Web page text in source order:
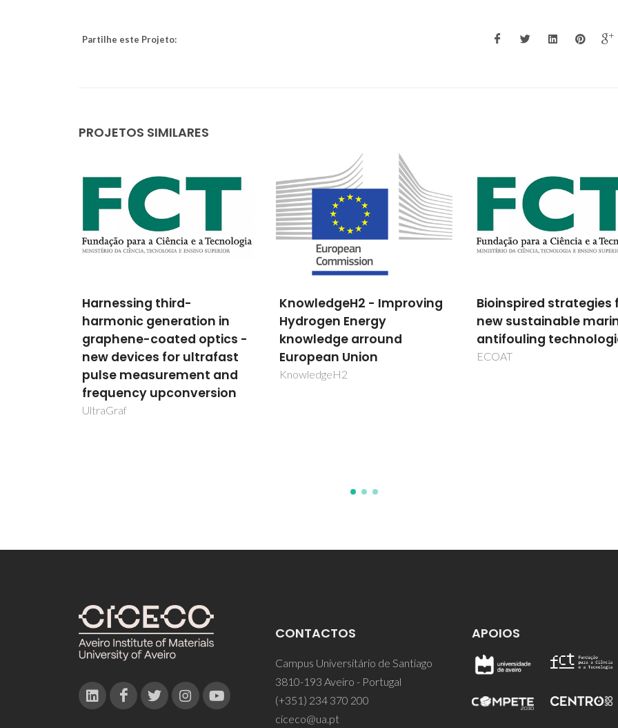
Partilhe este Projeto:
PROJETOS SIMILARES
KnowledgeH2 - Improving
Hydrogen Energy
knowledge arround
European Union
KnowledgeH2
Bioinspired strategies for
new sustainable marine
antifouling technologies
ECOAT
Electrolise de vapor a
temperatura assistida
despolarizacao com
carvao
CONTACTOS
Campus Universitário de Santiago
3810-193 Aveiro - Portugal
(+351) 234 370 200
ciceco@ua.pt
APOIOS